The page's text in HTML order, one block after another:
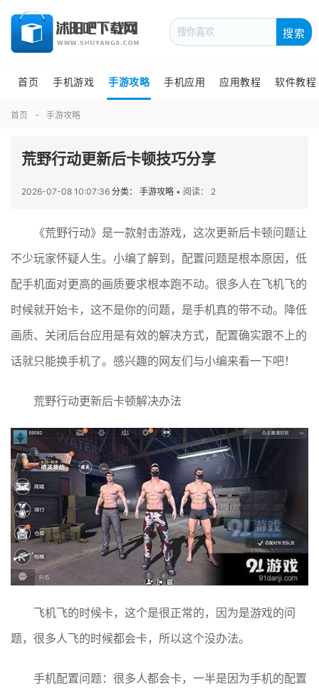
搜索
首页 手机游戏 手游攻略 手机应用 应用教程 软件教程
首页 手游攻略
荒野行动更新后卡顿技巧分享
2026-07-08 10:07:36 分类： 手游攻略 • 阅读： 2
《荒野行动》是一款射击游戏，这次更新后卡顿问题让
不少玩家怀疑人生。小编了解到，配置问题是根本原因，低
配手机面对更高的画质要求根本跑不动。很多人在飞机飞的
时候就开始卡，这不是你的问题，是手机真的带不动。降低
画质、关闭后台应用是有效的解决方式，配置确实跟不上的
话就只能换手机了。感兴趣的网友们与小编来看一下吧！
荒野行动更新后卡顿解决办法
飞机飞的时候卡，这个是很正常的，因为是游戏的问
题，很多人飞的时候都会卡，所以这个没办法。
手机配置问题：很多人都会卡，一半是因为手机的配置